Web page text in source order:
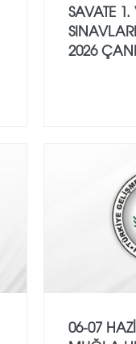
SAVATE
2026
06-07